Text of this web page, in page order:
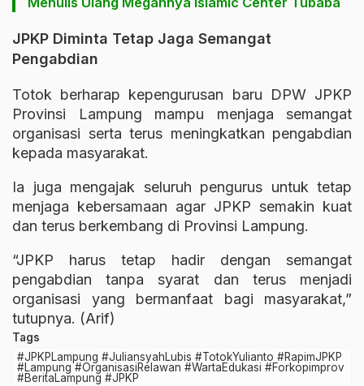
JPKP Diminta Tetap Jaga Semangat
Pengabdian
Totok berharap kepengurusan baru DPW JPKP
Provinsi Lampung mampu menjaga semangat
organisasi serta terus meningkatkan pengabdian
kepada masyarakat.
Ia juga mengajak seluruh pengurus untuk tetap
menjaga kebersamaan agar JPKP semakin kuat
dan terus berkembang di Provinsi Lampung.
“JPKP harus tetap hadir dengan semangat
pengabdian tanpa syarat dan terus menjadi
organisasi yang bermanfaat bagi masyarakat,”
tutupnya. (Arif)
Tags
#JPKPLampung #JuliansyahLubis #TotokYulianto #RapimJPKP
#Lampung #OrganisasiRelawan #WartaEdukasi #Forkopimprov
#BeritaLampung #JPKP